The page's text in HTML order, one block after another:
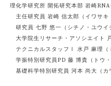
理化学研究所 開拓研究本部 岩崎
主任研究員 岩崎 信太郎（イワサキ
研究員 七野 悠一（シチノ・ユウイ
大学院生リサーチ・アソシエイト
テクニカルスタッフⅠ 水戸 麻理（
学振特別研究員PD 藤 博貴（トウ・
基礎科学特別研究員 河本 尚大（カ